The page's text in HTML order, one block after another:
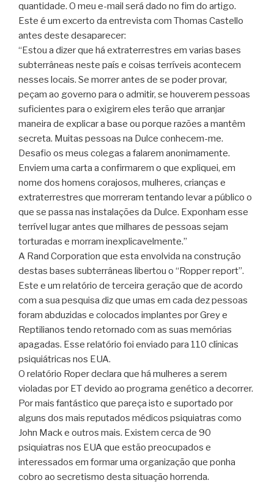
quantidade. O meu e-mail será dado no fim do artigo.
Este é um excerto da entrevista com Thomas Castello
antes deste desaparecer:
“Estou a dizer que há extraterrestres em varias bases
subterrâneas neste país e coisas terríveis acontecem
nesses locais. Se morrer antes de se poder provar,
peçam ao governo para o admitir, se houverem pessoas
suficientes para o exigirem eles terão que arranjar
maneira de explicar a base ou porque razões a mantêm
secreta. Muitas pessoas na Dulce conhecem-me.
Desafio os meus colegas a falarem anonimamente.
Enviem uma carta a confirmarem o que expliquei, em
nome dos homens corajosos, mulheres, crianças e
extraterrestres que morreram tentando levar a público o
que se passa nas instalações da Dulce. Exponham esse
terrível lugar antes que milhares de pessoas sejam
torturadas e morram inexplicavelmente.”
A Rand Corporation que esta envolvida na construção
destas bases subterrâneas libertou o “Ropper report”.
Este e um relatório de terceira geração que de acordo
com a sua pesquisa diz que umas em cada dez pessoas
foram abduzidas e colocados implantes por Grey e
Reptilianos tendo retornado com as suas memórias
apagadas. Esse relatório foi enviado para 110 clínicas
psiquiátricas nos EUA.
O relatório Roper declara que há mulheres a serem
violadas por ET devido ao programa genético a decorrer.
Por mais fantástico que pareça isto e suportado por
alguns dos mais reputados médicos psiquiatras como
John Mack e outros mais. Existem cerca de 90
psiquiatras nos EUA que estão preocupados e
interessados em formar uma organização que ponha
cobro ao secretismo desta situação horrenda.